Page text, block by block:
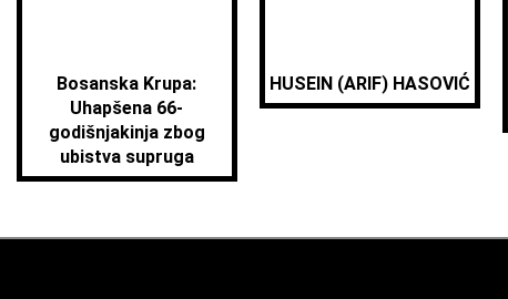
Bosanska Krupa:
Uhapšena 66-
godišnjakinja zbog
ubistva supruga
HUSEIN (ARIF) HASOVIĆ